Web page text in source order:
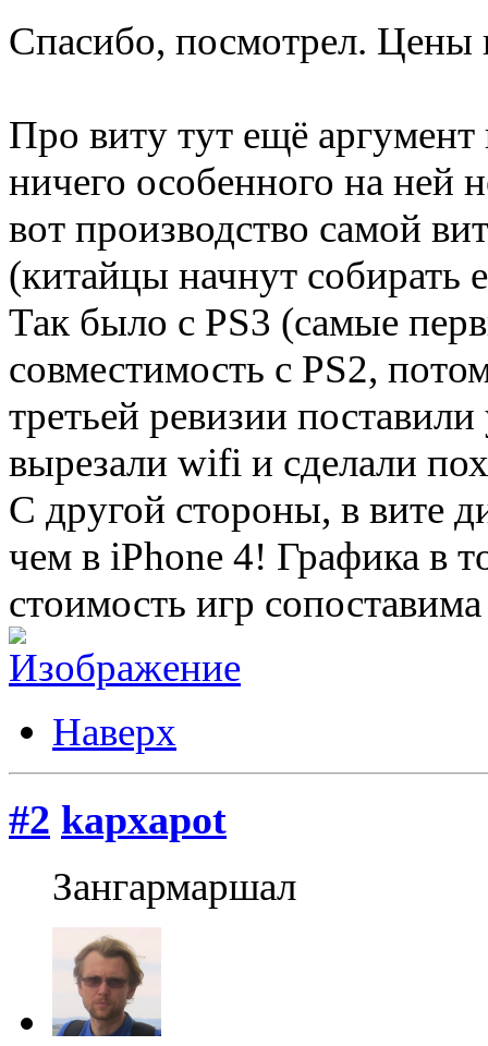
Спасибо, посмотрел. Цены
Про виту тут ещё аргумент
ничего особенного на ней
вот производство самой
(китайцы начнут собирать
Так было с PS3 (самые
совместимость с PS2,
третьей ревизии
вырезали wifi и сделали
С другой стороны, в вите
чем в iPhone 4! Графика в
стоимость игр
Наверх
#2 kapxapot
Зангармаршал